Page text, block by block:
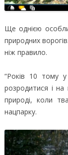
Ще однією
природних
ніж правило.
“Років 10 тому
розродитися і
природі, коли
нацпарку.